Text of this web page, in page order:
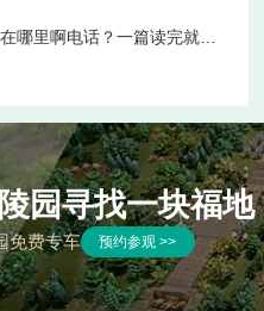
园寻找一块福地
免费专车 预约参观 >>